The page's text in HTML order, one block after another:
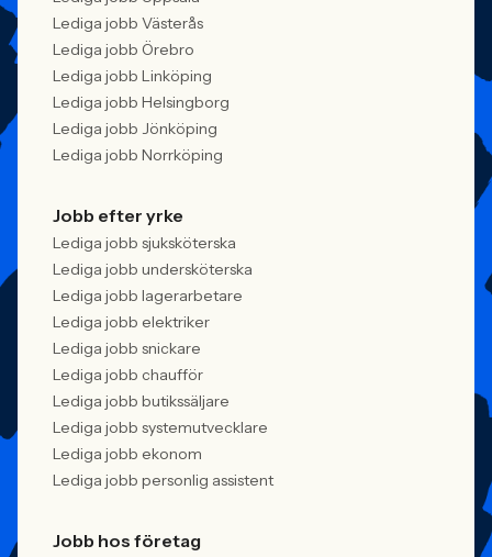
Lediga jobb Västerås
Lediga jobb Örebro
Lediga jobb Linköping
Lediga jobb Helsingborg
Lediga jobb Jönköping
Lediga jobb Norrköping
Jobb efter yrke
Lediga jobb sjuksköterska
Lediga jobb undersköterska
Lediga jobb lagerarbetare
Lediga jobb elektriker
Lediga jobb snickare
Lediga jobb chaufför
Lediga jobb butikssäljare
Lediga jobb systemutvecklare
Lediga jobb ekonom
Lediga jobb personlig assistent
Jobb hos företag